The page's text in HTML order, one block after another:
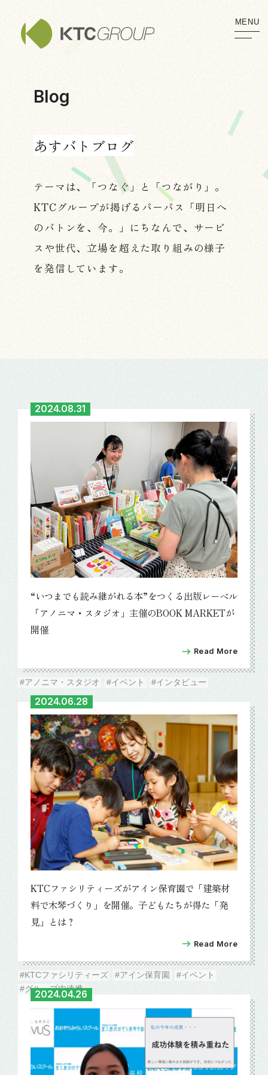
MENU
Blog
あすバトブログ
テーマは、「つなぐ」と「つながり」。
KTCグループが掲げるパーパス 「明日へ
のバトンを、今。」にちなんで、 サービ
スや世代、立場を超えた取り組みの様子
を発信しています。
“いつまでも読み継がれる本”をつくる出版レーベル
「アノニマ・スタジオ」主催のBOOK MARKETが
開催
Read More
2024.08.31
#アノニマ・スタジオ #イベント #インタビュー
KTCファシリティーズがアイン保育園で「建築材
料で木琴づくり」を開催。子どもたちが得た「発
見」とは？
Read More
2024.06.28
#KTCファシリティーズ #アイン保育園
#イベント
#グループ内連携
2024.04.26